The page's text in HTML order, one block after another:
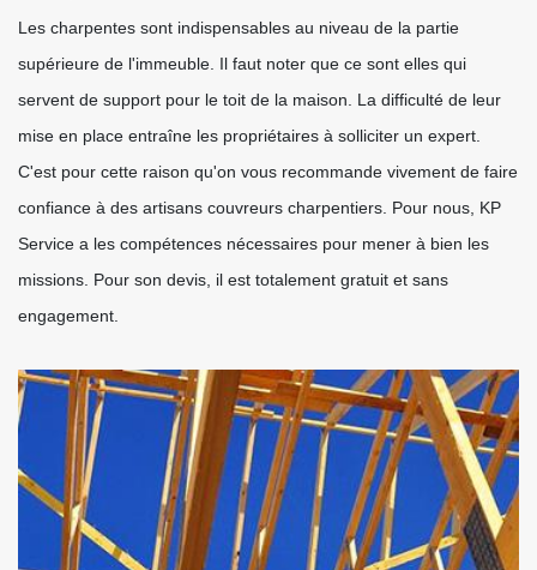
Les charpentes sont indispensables au niveau de la partie
supérieure de l'immeuble. Il faut noter que ce sont elles qui
servent de support pour le toit de la maison. La difficulté de leur
mise en place entraîne les propriétaires à solliciter un expert.
C'est pour cette raison qu'on vous recommande vivement de faire
confiance à des artisans couvreurs charpentiers. Pour nous, KP
Service a les compétences nécessaires pour mener à bien les
missions. Pour son devis, il est totalement gratuit et sans
engagement.